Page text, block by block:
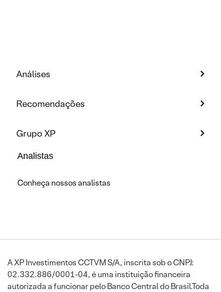
Análises
Recomendações
Grupo XP
Analistas
Conheça nossos analistas
A XP Investimentos CCTVM S/A, inscrita sob o CNPJ:
02.332.886/0001-04, é uma instituição financeira
autorizada a funcionar pelo Banco Central do Brasil.Toda